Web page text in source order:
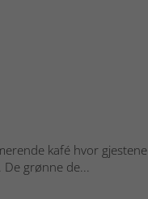
kafé hvor gjestene
grønne de...